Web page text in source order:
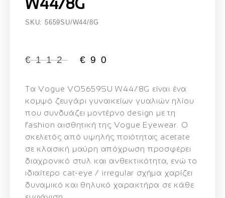
W44/8G
SKU: 5659SU/W44/8G
€112 € 90
ΤαVogue VO5659SU W44/8G είναι ένα
κομψό ζευγάρι γυναικείων γυαλιών ηλίου
που συνδυάζει μοντέρνο design με τη
fashion αισθητική της Vogue Eyewear. Ο
σκελετός από υψηλής ποιότητας acetate
σε κλασική μαύρη απόχρωση προσφέρει
διαχρονικό στυλ και ανθεκτικότητα, ενώ το
ιδιαίτερο cat-eye / irregular σχήμα χαρίζει
δυναμικό και θηλυκό χαρακτήρα σε κάθε